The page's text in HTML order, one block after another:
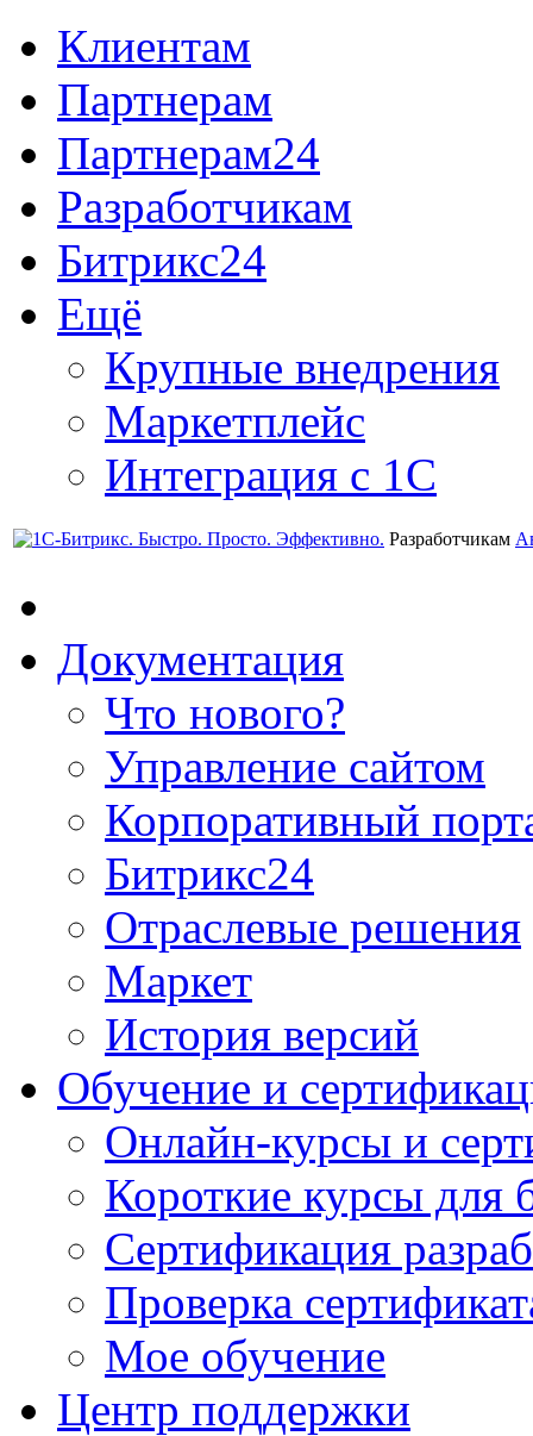
Клиентам
Партнерам
Партнерам24
Разработчикам
Битрикс24
Ещё
Крупные внедрения
Маркетплейс
Интеграция с 1С
Разработчикам
Документация
Что нового?
Управление сайтом
Корпоративный
Битрикс24
Отраслевые решения
Маркет
История версий
Обучение и
Онлайн-курсы и
Короткие курсы для
Сертификация
Проверка
Мое обучение
Центр поддержки